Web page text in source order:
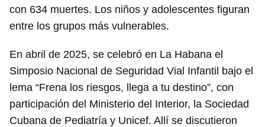
con 634 muertes. Los niños y adolescentes figuran
entre los grupos más vulnerables.
En abril de 2025, se celebró en La Habana el
Simposio Nacional de Seguridad Vial Infantil bajo el
lema “Frena los riesgos, llega a tu destino”, con
participación del Ministerio del Interior, la Sociedad
Cubana de Pediatría y Unicef. Allí se discutieron